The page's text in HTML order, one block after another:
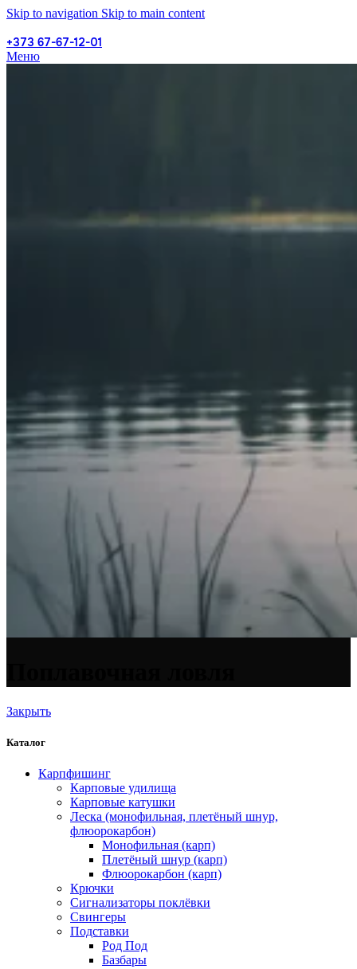
Skip to navigation Skip to main content
+373 67-67-12-01
Меню
Закрыть
Каталог
Карпфишинг
Карповые удилища
Карповые катушки
Леска (монофильная, плетёный шнур,
флюорокарбон)
Монофильная (карп)
Плетёный шнур (карп)
Флюорокарбон (карп)
Крючки
Сигнализаторы поклёвки
Свингеры
Подставки
Род Под
Базбары